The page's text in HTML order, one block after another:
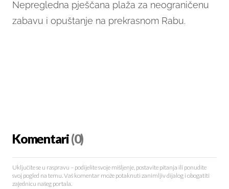
Nepregledna pješčana plaža za neograničenu
zabavu i opuštanje na prekrasnom Rabu.
Komentari(0)
Uključite se u raspravu – podijelite svoje mišljenje, postavite pitanja ili ponudite
svoj pogled na temu. Vaš komentar može potaknuti zanimljiv dijalog i obogatiti
zajednicu našeg portala.